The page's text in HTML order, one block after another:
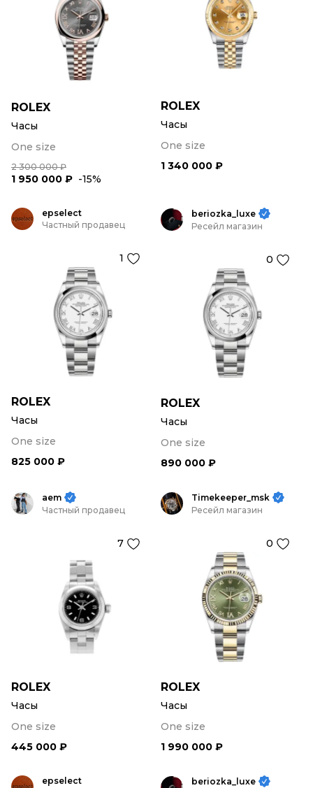
ROLEX
Часы
One size
2 300 000 ₽
1 950 000 ₽ -15%
ROLEX
Часы
One size
1 340 000 ₽
epselect
Частный продавец
1
ROLEX
Часы
One size
825 000 ₽
beriozka_luxe
Ресейл магазин
0
ROLEX
Часы
One size
890 000 ₽
aem
Частный продавец
7
ROLEX
Часы
One size
445 000 ₽
Timekeeper_msk
Ресейл магазин
0
ROLEX
Часы
One size
1 990 000 ₽
epselect
beriozka_luxe